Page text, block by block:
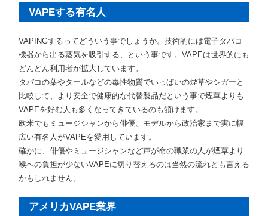
VAPEする有名人
VAPINGするってどういう事でしょうか。技術的には電子タバコ
機器から出る蒸気を吸引する、という事です。VAPEは世界的にも
どんどん利用者が拡大しています。
タバコの葉やタールなどの毒性物質でいっぱいの煙草やシガーと
比較して、より安全で健康的な代替製品だという事で煙草よりも
VAPEを好む人も多くなってきているのも頷けます。
欧米でもミュージシャンから俳優、モデルから政治家まで実に幅
広い有名人がVAPEを愛用しています。
確かに、俳優やミュージシャンなど声が命の職業の人が煙草より
喉への負担が少ないVAPEに切り替えるのは当然の流れとも言える
かもしれません。
アメリカVAPE業界